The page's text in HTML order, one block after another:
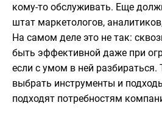
кому-то обслуживать. Еще
штат маркетологов,
На самом деле это не так:
быть эффективной даже при
если с умом в ней
выбрать инструменты и
подходят потребностям